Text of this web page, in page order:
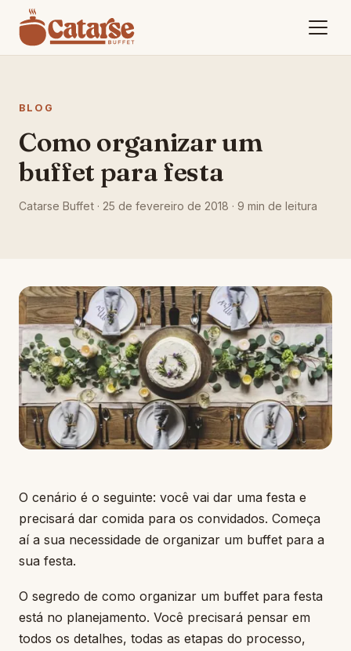
BLOG
Como organizar um
buffet para festa
Catarse Buffet · 25 de fevereiro de 2018 · 9 min de leitura
O cenário é o seguinte: você vai dar uma festa e
precisará dar comida para os convidados. Começa
aí a sua necessidade de organizar um buffet para a
sua festa.
O segredo de como organizar um buffet para festa
está no planejamento. Você precisará pensar em
todos os detalhes, todas as etapas do processo,